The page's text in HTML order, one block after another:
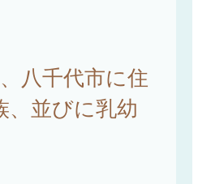
八千代市に住
、並びに乳幼